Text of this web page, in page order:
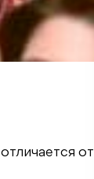
от